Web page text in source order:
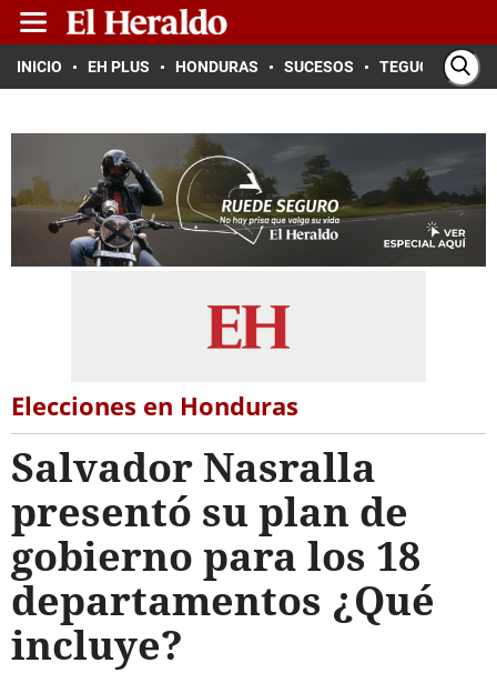
INICIO EH PLUS HONDURAS SUCESOS TEGUCIGALPA
Elecciones en Honduras
Salvador Nasralla
presentó su plan de
gobierno para los 18
departamentos ¿Qué
incluye?